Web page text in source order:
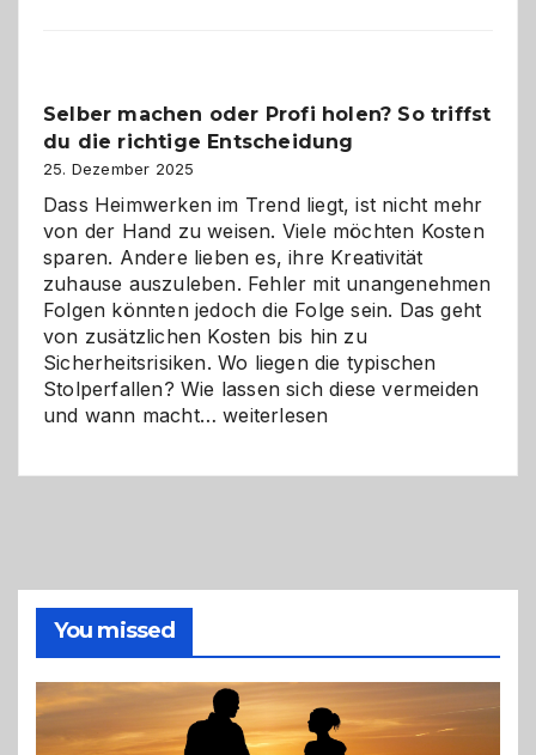
Herausforderungen
und
Zukunft
Selber machen oder Profi holen? So triffst
du die richtige Entscheidung
25. Dezember 2025
Dass Heimwerken im Trend liegt, ist nicht mehr
von der Hand zu weisen. Viele möchten Kosten
sparen. Andere lieben es, ihre Kreativität
zuhause auszuleben. Fehler mit unangenehmen
Folgen könnten jedoch die Folge sein. Das geht
von zusätzlichen Kosten bis hin zu
Sicherheitsrisiken. Wo liegen die typischen
Stolperfallen? Wie lassen sich diese vermeiden
und wann macht…Selber
richtige
Entscheidung
weiterlesen
You missed